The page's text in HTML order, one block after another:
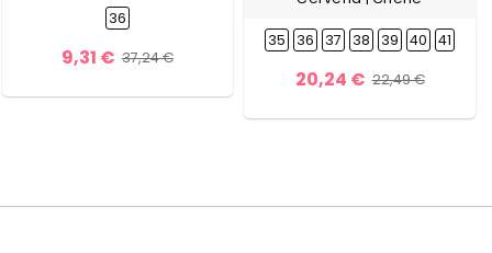
36
9,31 € 37,24 €
35 36 37 38 39 40 41
20,24 € 22,49 €